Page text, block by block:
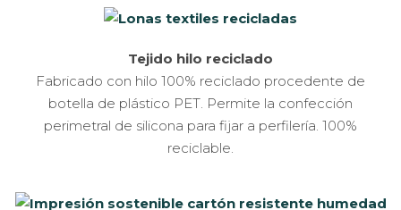
Tejido hilo reciclado
Fabricado con hilo 100% reciclado procedente de
botella de plástico PET. Permite la confección
perimetral de silicona para fijar a perfilería. 100%
reciclable.